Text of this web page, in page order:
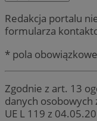
Redakcja portalu
formularza
* pola obowiązkowe
Zgodnie z art. 13
danych osobowych
UE L 119 z